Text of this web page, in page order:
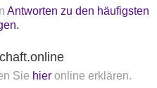
Antworten zu den häufigsten
Sie hier online erklären.